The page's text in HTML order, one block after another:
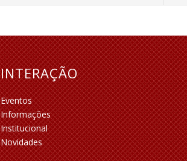
INTERAÇÃO
Eventos
Informações
Institucional
Novidades